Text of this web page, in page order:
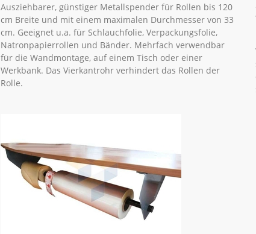
Ausziehbarer, günstiger Metallspender für Rollen bis 120
cm Breite und mit einem maximalen Durchmesser von 33
cm. Geeignet u.a. für Schlauchfolie, Verpackungsfolie,
Natronpapierrollen und Bänder. Mehrfach verwendbar
für die Wandmontage, auf einem Tisch oder einer
Werkbank. Das Vierkantrohr verhindert das Rollen der
Rolle.